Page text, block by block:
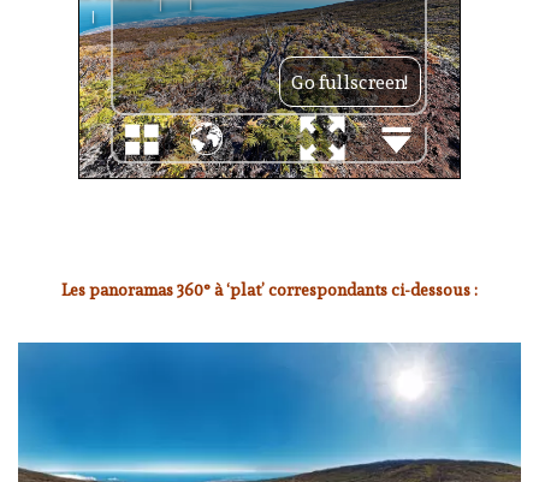
Les panoramas 360° à ‘plat’ correspondants ci-dessous :